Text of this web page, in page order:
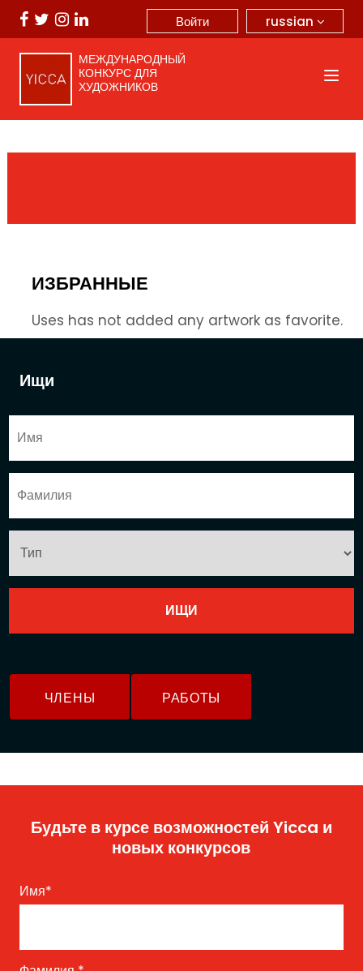
russian
Войти
МЕЖДУНАРОДНЫЙ
КОНКУРС ДЛЯ
ХУДОЖНИКОВ
Ищи
ЧЛЕНЫ РАБОТЫ
ИЗБРАННЫЕ
Uses has not added any artwork as favorite.
Будьте в курсе возможностей Yicca и
новых конкурсов
Имя*